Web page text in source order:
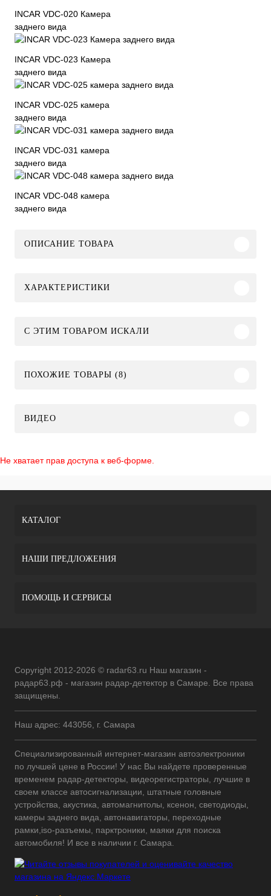
INCAR VDC-020 Камера
заднего вида
INCAR VDC-023 Камера
заднего вида
INCAR VDC-025 камера
заднего вида
INCAR VDC-031 камера
заднего вида
INCAR VDC-048 камера
заднего вида
ОПИСАНИЕ ТОВАРА
ХАРАКТЕРИСТИКИ
C ЭТИМ ТОВАРОМ ИСКАЛИ
ПОХОЖИЕ ТОВАРЫ (8)
ВИДЕО
Не хватает прав доступа к веб-форме.
КАТАЛОГ
НАШИ ПРЕДЛОЖЕНИЯ
ПОМОЩЬ И СЕРВИСЫ
Copyright 2012-2026 © radar63.ru Наш магазин -
радар63.рф - магазин радар-детектор в Самаре. Все права
защищены.
Наш адрес: 443056, г. Самара
Специализированный интернет-магазин автоэлектроники
по лучшей цене в России! У нас Вы найдете проверенные
временем радар-детекторы, видеорегистраторы, лучшие в
своем классе автосигнализации, штатные головные
устройства, акустика, автомагнитолы, ксенон, светодиоды,
камеры заднего вида, автонавигаторы, переходные
рамки,iso-разъемы, парктроники, маяки для поиска
автомобиля! И все в наличии г. Самара.